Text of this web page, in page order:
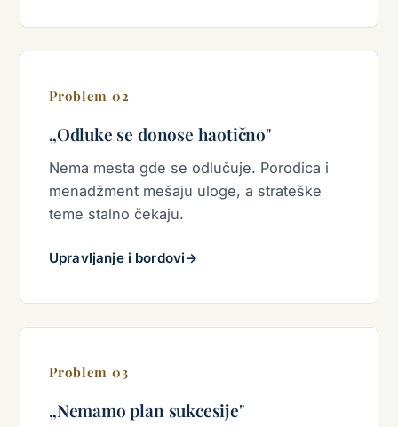
Problem 02
„Odluke se donose haotično"
Nema mesta gde se odlučuje. Porodica i
menadžment mešaju uloge, a strateške
teme stalno čekaju.
Upravljanje i bordovi→
Problem 03
„Nemamo plan sukcesije"